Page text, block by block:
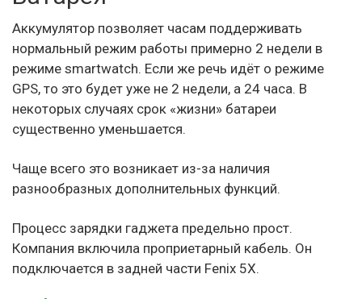
Аккумулятор позволяет часам поддерживать
нормальный режим работы примерно 2 недели в
режиме smartwatch. Если же речь идёт о режиме
GPS, то это будет уже не 2 недели, а 24 часа. В
некоторых случаях срок «жизни» батареи
существенно уменьшается.
Чаще всего это возникает из-за наличия
разнообразных дополнительных функций.
Процесс зарядки гаджета предельно прост.
Компания включила проприетарный кабель. Он
подключается в задней части Fenix 5X.